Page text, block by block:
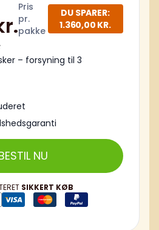
Pris
pr.
pakke
DU SPARER:
1.360,00 KR.
– forsyning til 3
NU
SIKKERT KØB